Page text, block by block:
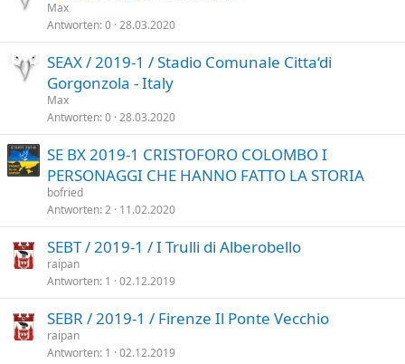
Max
Antworten 0 28.03.2020
SEAX / 2019-1 / Stadio Comunale Citta‘di
Gorgonzola - Italy
Max
Antworten 0 28.03.2020
SE BX 2019-1 CRISTOFORO COLOMBO I
PERSONAGGI CHE HANNO FATTO LA STORIA
bofried
Antworten 2 11.02.2020
SEBT / 2019-1 / I Trulli di Alberobello
raipan
Antworten 1 02.12.2019
SEBR / 2019-1 / Firenze Il Ponte Vecchio
raipan
Antworten 1 02.12.2019